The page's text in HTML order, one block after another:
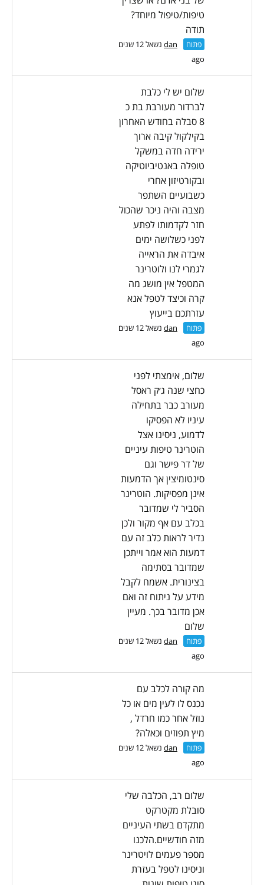
טיפות/טיפול מיוחד?
תודה
פתוח dan
נשאל 12 שנים
ago
שלום יש לי כלבת
לברדור מעורבת בת כ
8 סבלה בחודש האחרון
בקילקול קיבה ארוך
ירידה חדה במשקל
טופלה באנטיביוטיקה
ובקורטיזון אחרי
כשבועיים השתפר
מצבה והיה ניכר שהכול
חזר לקדמותו לפתע
לפני כשלושה ימים
איבדה את הראייה
לגמרי לנו ולוטרינר
המטפל אין מושג מה
קרה וכיצד לטפל אנא
עזרתכם בייעוץ
פתוח dan
נשאל 12 שנים
ago
שלום, אימצתי לפני
כחצי שנה ג׳ק ראסל
מעורב כבר בתחילה
עיניו לא הפסיקו
לדמוע, ניסינו אצל
הוטרינר טיפות עיניים
של דר פישר וגם
סינטומיצין אך הדמעות
אינן מפסיקות. הוטרינר
הסביר לי שמדובר
בכלב עם אף מקור ולכן
נדיר לראות כלב זה עם
דמעות הוא אמר וייתכן
שמדובר בסתימה
בצינורית. אשמח לקבל
מידע על ניתוח זה ואם
אכן מדובר בכך. מעיין
שלום
פתוח dan
נשאל 12 שנים
ago
מה קורה לכלב עם
נכנס לו לעין מים או כל
נוזל אחר כמו חרדל ,
מיץ תפוזים וכאלה?
פתוח dan
נשאל 12 שנים
ago
שלום רב, הכלבה שלי
סובלת מקטרקט
מתקדם בשתי העיניים
מזה חודשיים.הלכנו
מספר פעמים לויטרינר
וניסינו לטפל בעזרת